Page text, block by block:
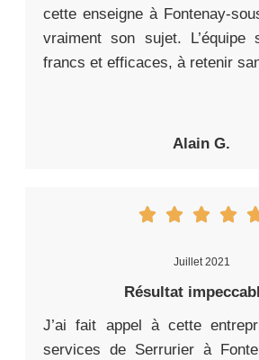
cette enseigne à Fontenay-
vraiment son sujet. L’équipe
francs et efficaces, à retenir
Alain G.
Juillet 2021
Résultat
J’ai fait appel à cette
services de Serrurier à